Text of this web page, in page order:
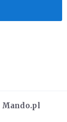
Mando.pl